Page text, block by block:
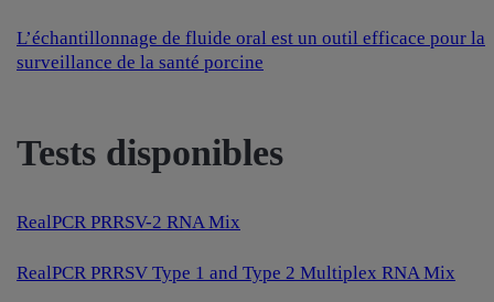
L’échantillonnage de fluide oral est un outil efficace pour la
surveillance de la santé porcine
Tests disponibles
RealPCR PRRSV-2 RNA Mix
RealPCR PRRSV Type 1 and Type 2 Multiplex RNA Mix